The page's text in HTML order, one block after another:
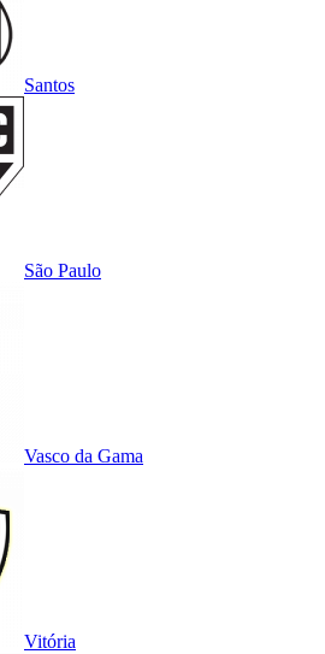
Santos
São Paulo
Vasco da Gama
Vitória